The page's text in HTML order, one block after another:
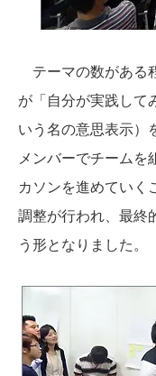
テーマの数がある
が「自分が実践して
いう名の意思表示）
メンバーでチームを
カソンを進めていく
調整が行われ、最終
う形となりました。